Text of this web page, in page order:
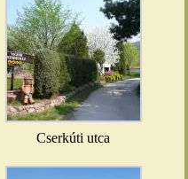
Cserkúti utca